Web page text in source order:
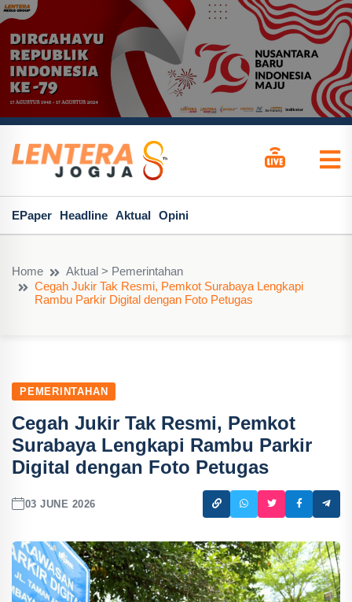
EPaper Headline Aktual Opini
Home
Aktual > Pemerintahan
Cegah Jukir Tak Resmi, Pemkot Surabaya Lengkapi
Rambu Parkir Digital dengan Foto Petugas
PEMERINTAHAN
Cegah Jukir Tak Resmi, Pemkot
Surabaya Lengkapi Rambu Parkir
Digital dengan Foto Petugas
03 JUNE 2026